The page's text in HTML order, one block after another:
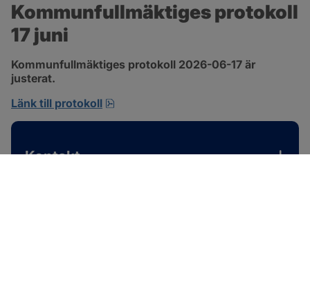
Kommunfullmäktiges protokoll
17 juni
Kommunfullmäktiges protokoll 2026-06-17 är
justerat.
Länk till protokoll
Kontakt